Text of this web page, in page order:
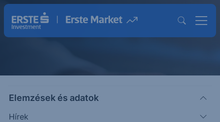
Elemzések és adatok
Hírek
Társasági Események